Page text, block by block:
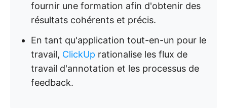
fournir une formation afin d'obtenir des
résultats cohérents et précis.
En tant qu'application tout-en-un pour le
travail, ClickUp rationalise les flux de
travail d'annotation et les processus de
feedback.